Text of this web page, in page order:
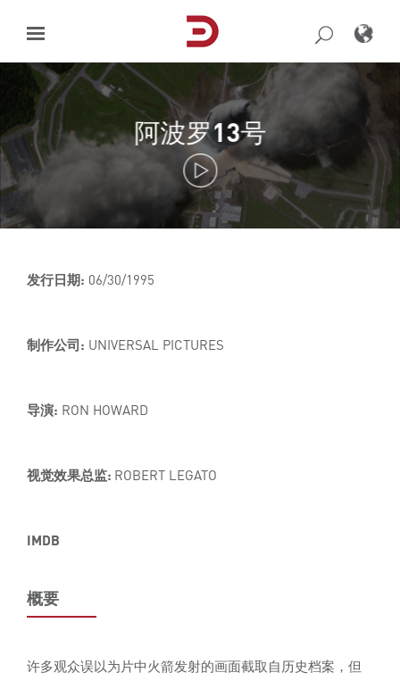
content
阿波罗13号
发行日期: 06/30/1995
制作公司: UNIVERSAL PICTURES
导演: RON HOWARD
视觉效果总监: ROBERT LEGATO
IMDB
概要
许多观众误以为片中火箭发射的画面截取自历史档案，但